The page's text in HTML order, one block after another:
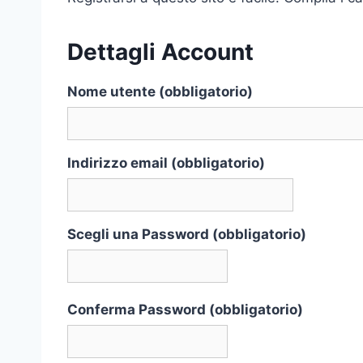
Dettagli Account
Nome utente (obbligatorio)
Indirizzo email (obbligatorio)
Scegli una Password (obbligatorio)
Conferma Password (obbligatorio)